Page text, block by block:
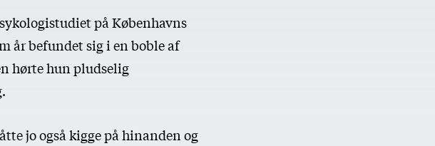
på Københavns
år befundet sig i en boble af
hørte hun pludselig
jo også kigge på hinanden og